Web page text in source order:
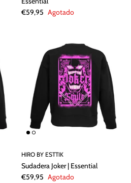
€59,95 Agotado
HIRO BY ESTTIK
Sudadera Joker | Essential
€59,95 Agotado